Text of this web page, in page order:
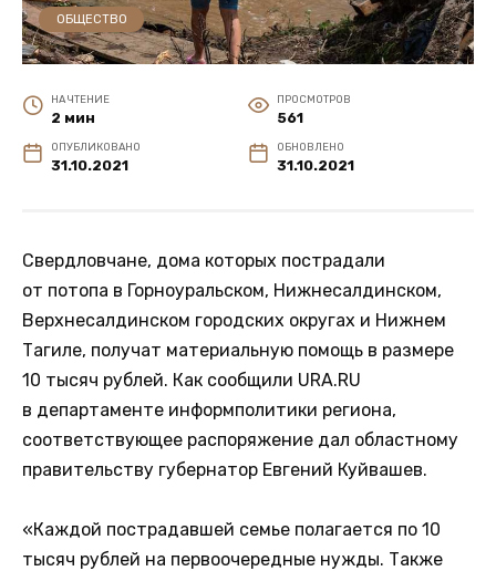
ОБЩЕСТВО
НА ЧТЕНИЕ
2 мин
ПРОСМОТРОВ
561
ОПУБЛИКОВАНО
31.10.2021
ОБНОВЛЕНО
31.10.2021
Свердловчане, дома которых пострадали
от потопа в Горноуральском, Нижнесалдинском,
Верхнесалдинском городских округах и Нижнем
Тагиле, получат материальную помощь в размере
10 тысяч рублей. Как сообщили URA.RU
в департаменте информполитики региона,
соответствующее распоряжение дал областному
правительству губернатор Евгений Куйвашев.
«Каждой пострадавшей семье полагается по 10
тысяч рублей на первоочередные нужды. Также